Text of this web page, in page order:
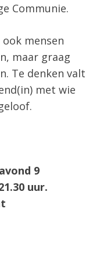
Communie.
mensen
maar graag
Te denken valt
met wie
9
uur.